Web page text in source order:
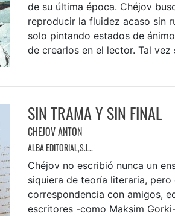
de su última época. Chéjov
reproducir la fluidez acaso sin
solo pintando estados de
de crearlos en el lector. Tal vez
SIN TRAMA Y SIN FINAL
CHEJOV ANTON
ALBA EDITORIAL,S.L..
Chéjov no escribió nunca un
siquiera de teoría literaria, pero
correspondencia con amigos,
escritores -como Maksim